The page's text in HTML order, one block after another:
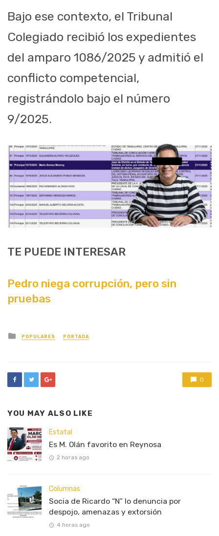
Bajo ese contexto, el Tribunal
Colegiado recibió los expedientes
del amparo 1086/2025 y admitió el
conflicto competencial,
registrándolo bajo el número
9/2025.
TE PUEDE INTERESAR
Pedro niega corrupción, pero sin
pruebas
Posted
in
POPULARES PORTADA
0
YOU MAY ALSO LIKE
Estatal
Es M. Olán favorito en Reynosa
2 horas ago
Columnas
Socia de Ricardo “N” lo denuncia por
despojo, amenazas y extorsión
4 horas ago